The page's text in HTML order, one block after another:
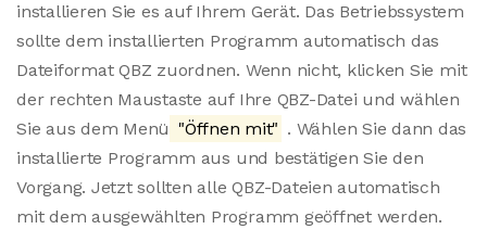
installieren Sie es auf Ihrem Gerät. Das Betriebssystem
sollte dem installierten Programm automatisch das
Dateiformat QBZ zuordnen. Wenn nicht, klicken Sie mit
der rechten Maustaste auf Ihre QBZ-Datei und wählen
Sie aus dem Menü "Öffnen mit" . Wählen Sie dann das
installierte Programm aus und bestätigen Sie den
Vorgang. Jetzt sollten alle QBZ-Dateien automatisch
mit dem ausgewählten Programm geöffnet werden.